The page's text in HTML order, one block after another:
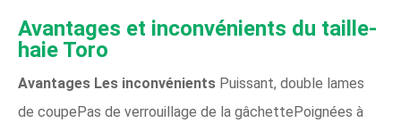
Avantages et inconvénients du taille-
haie Toro
Avantages Les inconvénients Puissant, double lames
de coupePas de verrouillage de la gâchettePoignées à